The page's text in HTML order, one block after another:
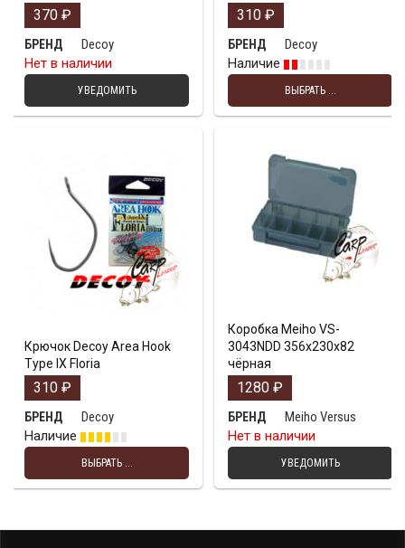
370 ₽
БРЕНД
Decoy
Нет в наличии
УВЕДОМИТЬ
310 ₽
БРЕНД
Decoy
Наличие
ВЫБРАТЬ ...
Крючок Decoy Area Hook
Type IX Floria
310 ₽
БРЕНД
Decoy
Наличие
ВЫБРАТЬ ...
Коробка Meiho VS-
3043NDD 356х230х82
чёрная
1280 ₽
БРЕНД
Meiho Versus
Нет в наличии
УВЕДОМИТЬ